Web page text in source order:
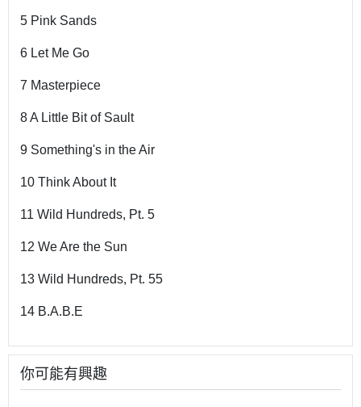
5 Pink Sands
6 Let Me Go
7 Masterpiece
8 A Little Bit of Sault
9 Something's in the Air
10 Think About It
11 Wild Hundreds, Pt. 5
12 We Are the Sun
13 Wild Hundreds, Pt. 55
14 B.A.B.E
你可能有興趣